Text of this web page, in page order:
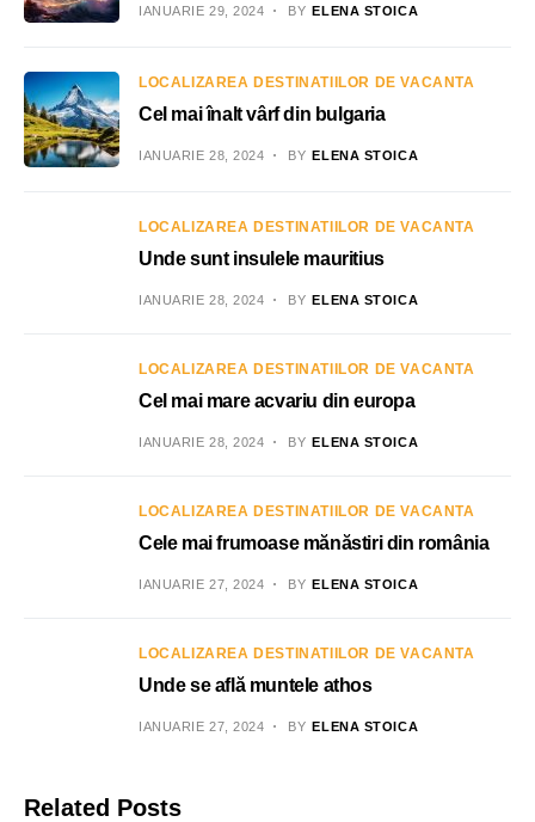
IANUARIE 29, 2024 BY ELENA STOICA
LOCALIZAREA DESTINATIILOR DE VACANTA
Cel mai înalt vârf din bulgaria
IANUARIE 28, 2024 BY ELENA STOICA
LOCALIZAREA DESTINATIILOR DE VACANTA
Unde sunt insulele mauritius
IANUARIE 28, 2024 BY ELENA STOICA
LOCALIZAREA DESTINATIILOR DE VACANTA
Cel mai mare acvariu din europa
IANUARIE 28, 2024 BY ELENA STOICA
LOCALIZAREA DESTINATIILOR DE VACANTA
Cele mai frumoase mănăstiri din românia
IANUARIE 27, 2024 BY ELENA STOICA
LOCALIZAREA DESTINATIILOR DE VACANTA
Unde se află muntele athos
IANUARIE 27, 2024 BY ELENA STOICA
Related Posts